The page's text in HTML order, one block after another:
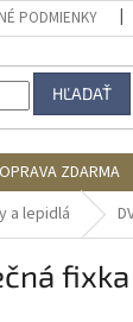
PODMIENKY
HĽADAŤ
ZDARMA
a lepidlá